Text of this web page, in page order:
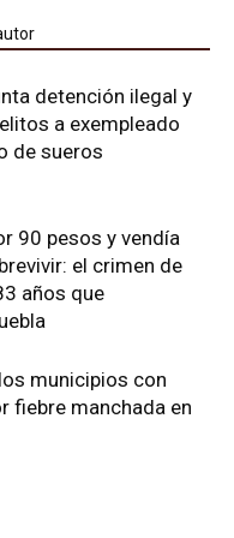
detención ilegal y
a exempleado
de sueros
90 pesos y vendía
el crimen de
años que
municipios con
fiebre manchada en